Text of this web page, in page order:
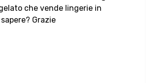
che vende lingerie in
Grazie